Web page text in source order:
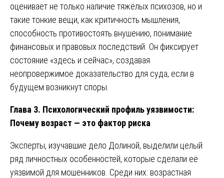
оценивает не только наличие тяжёлых психозов, но и
такие тонкие вещи, как критичность мышления,
способность противостоять внушению, понимание
финансовых и правовых последствий. Он фиксирует
состояние «здесь и сейчас», создавая
неопровержимое доказательство для суда, если в
будущем возникнут споры.
Глава 3. Психологический профиль уязвимости:
Почему возраст — это фактор риска
Эксперты, изучавшие дело Долиной, выделили целый
ряд личностных особенностей, которые сделали её
уязвимой для мошенников. Среди них: возрастная